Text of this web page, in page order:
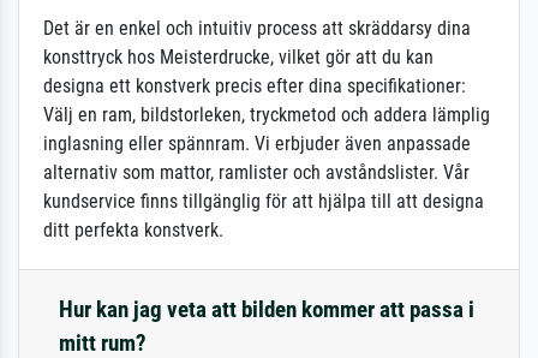
Det är en enkel och intuitiv process att skräddarsy dina
konsttryck hos Meisterdrucke, vilket gör att du kan
designa ett konstverk precis efter dina specifikationer:
Välj en ram, bildstorleken, tryckmetod och addera lämplig
inglasning eller spännram. Vi erbjuder även anpassade
alternativ som mattor, ramlister och avståndslister. Vår
kundservice finns tillgänglig för att hjälpa till att designa
ditt perfekta konstverk.
Hur kan jag veta att bilden kommer att passa i
mitt rum?